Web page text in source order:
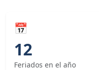
📅
12
Feriados en el año